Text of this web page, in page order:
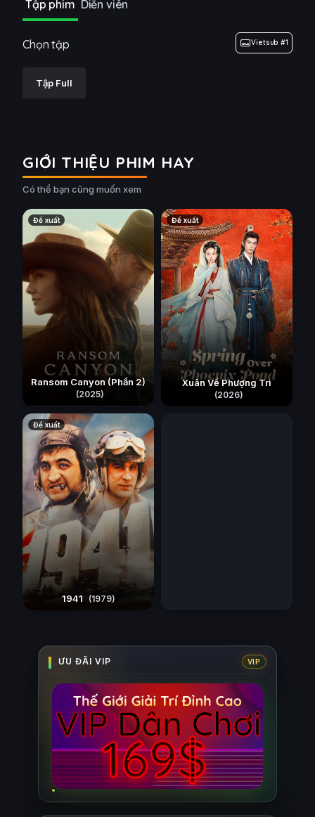
Tập phim Diễn viên
Chọn tập Vietsub #1
Tập Full
GIỚI THIỆU PHIM HAY
Có thể bạn cũng muốn xem
Đề xuất
Ransom Canyon (Phần 2)
(2025)
Đề xuất
Xuân Về Phượng Trì
(2026)
Đề xuất
1941 (1979)
72 GIỜ (2026)